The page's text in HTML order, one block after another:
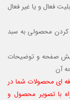
فعال و یا غیر فعال
کردن محصولی به سبد
صفحه و توضیحات
آن
ای محصولات شما در
با تصویر محصول و